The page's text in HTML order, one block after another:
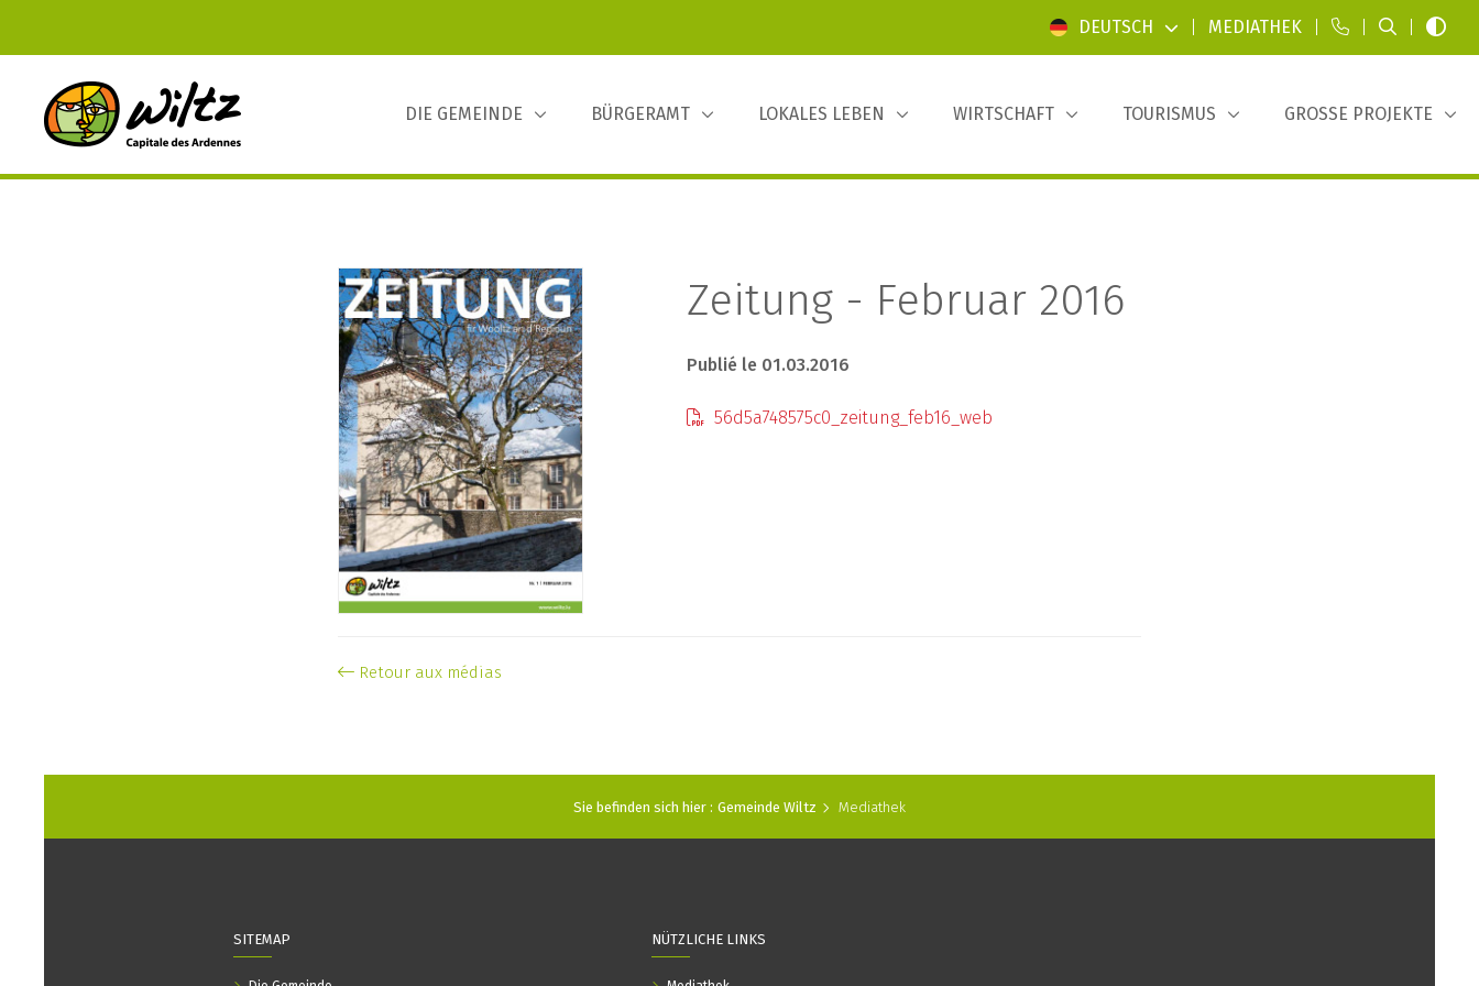
DEUTSCH MEDIATHEK
DIE GEMEINDE BÜRGERAMT LOKALES LEBEN WIRTSCHAFT TOURISMUS GROSSE PROJEKTE
Zeitung - Februar 2016
Publié le 01.03.2016
56d5a748575c0_zeitung_feb16_web
Retour aux médias
Sie befinden sich hier : Gemeinde Wiltz Mediathek
SITEMAP NÜTZLICHE LINKS